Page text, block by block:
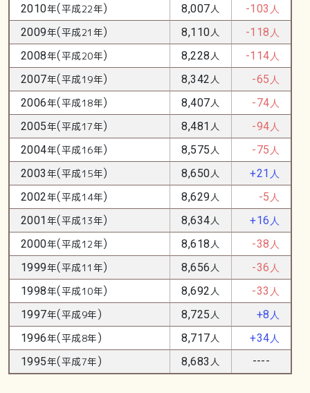
2010年(平成22年) 8,007人 -103 人
2009年(平成21年) 8,110人 -118 人
2008年(平成20年) 8,228人 -114人
2007年(平成19年) 8,342人 -65 人
2006年(平成18年) 8,407人 -74人
2005年(平成17年) 8,481 人 -94人
2004年(平成16年) 8,575人 -75 人
2003年(平成15年) 8,650人 +21 人
2002年(平成14年) 8,629人 -5 人
2001 年(平成13年) 8,634人 +16 人
2000年(平成12年) 8,618人 -38 人
1999年(平成11年) 8,656人 -36 人
1998年(平成10年) 8,692人 -33 人
1997年(平成9年) 8,725人 +8 人
1996年(平成8年) 8,717人 +34人
1995年(平成7年) 8,683人 ----